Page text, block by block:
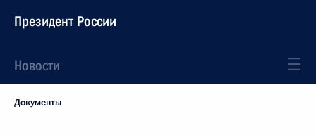
Президент России
Новости
Документы